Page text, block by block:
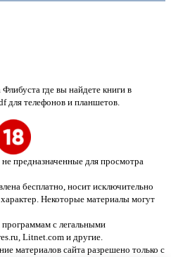
где вы найдете книги в
для телефонов и планшетов.
предназначенные для просмотра
бесплатно, носит исключительно
Некоторые материалы могут
с легальными
Litnet.com и другие.
материалов сайта разрешено только с